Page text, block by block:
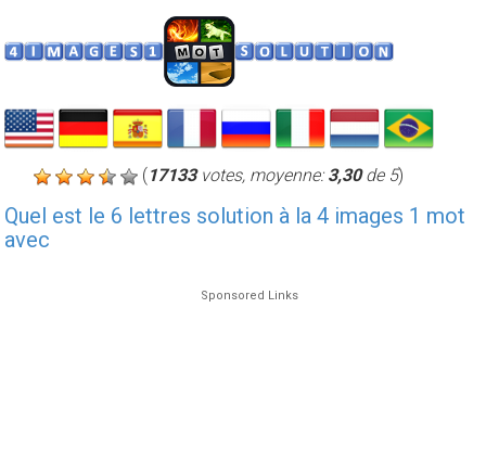
(17133votes, moyenne:3,30de 5)
Quel est le 6 lettres solution à la 4 images 1 mot
avec
Sponsored Links